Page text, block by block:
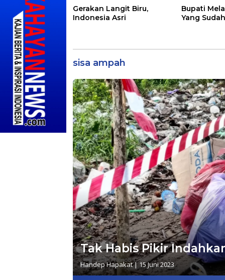
Gerakan Langit Biru,
Indonesia Asri
Bupati
Yang
sisa ampah
Tak Habis Pikir
Handep Hapakat|15 Juni 2023